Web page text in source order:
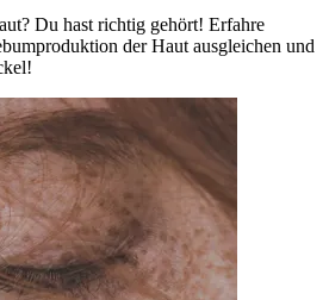
Du hast richtig gehört! Erfahre
der Haut ausgleichen und